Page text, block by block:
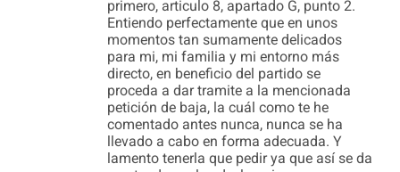
primero, articulo 8, apartado G, punto 2.
Entiendo perfectamente que en unos
momentos tan sumamente delicados
para mi, mi familia y mi entorno más
directo, en beneficio del partido se
proceda a dar tramite a la mencionada
petición de baja, la cuál como te he
comentado antes nunca, nunca se ha
llevado a cabo en forma adecuada. Y
lamento tenerla que pedir ya que así se da